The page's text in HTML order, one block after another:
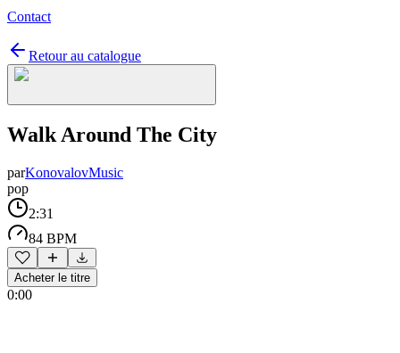
Contact
Retour au catalogue
Walk Around The City
parKonovalovMusic
pop
2:31
84 BPM
Acheter le titre
0:00